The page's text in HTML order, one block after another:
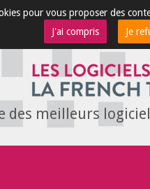
pour vous proposer des
J'ai compris
Je
des meilleurs